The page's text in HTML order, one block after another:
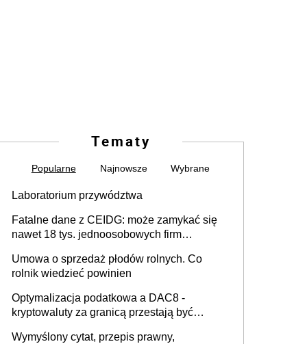
Tematy
Popularne Najnowsze Wybrane
Laboratorium przywództwa
Fatalne dane z CEIDG: może zamykać się
nawet 18 tys. jednoosobowych firm
Umowa o sprzedaż płodów rolnych. Co
rolnik wiedzieć powinien
Optymalizacja podatkowa a DAC8 -
kryptowaluty za granicą przestają być
Wymyślony cytat, przepis prawny,